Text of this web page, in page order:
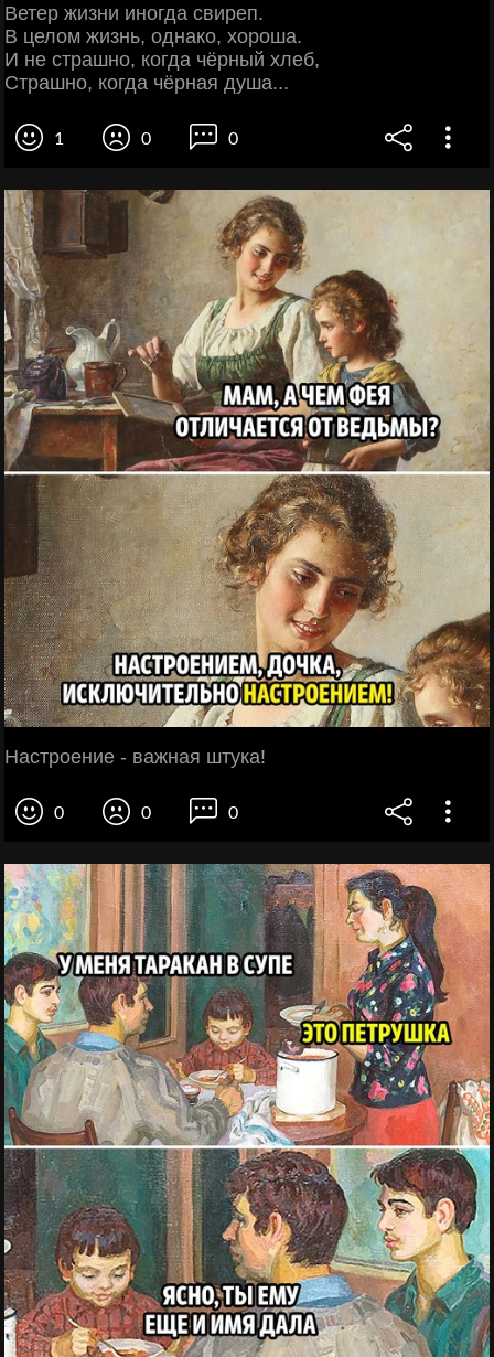
Ветер жизни иногда свиреп.
В целом жизнь, однако, хороша.
И не страшно, когда чёрный хлеб,
Страшно, когда чёрная душа...
1 0 0
Настроение - важная штука!
0 0 0